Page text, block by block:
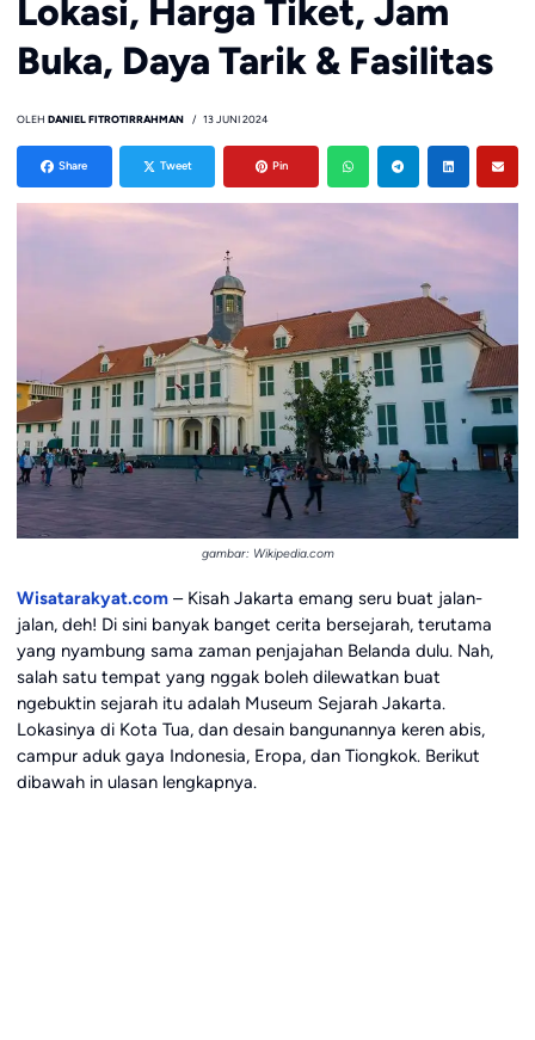
Lokasi, Harga Tiket, Jam
Buka, Daya Tarik & Fasilitas
OLEH DANIEL FITROTIRRAHMAN 13 JUNI 2024
Share Tweet Pin
gambar: Wikipedia.com
Wisatarakyat.com– Kisah Jakarta emang seru buat jalan-
jalan, deh! Di sini banyak banget cerita bersejarah, terutama
yang nyambung sama zaman penjajahan Belanda dulu. Nah,
salah satu tempat yang nggak boleh dilewatkan buat
ngebuktin sejarah itu adalah Museum Sejarah Jakarta.
Lokasinya di Kota Tua, dan desain bangunannya keren abis,
campur aduk gaya Indonesia, Eropa, dan Tiongkok. Berikut
dibawah in ulasan lengkapnya.